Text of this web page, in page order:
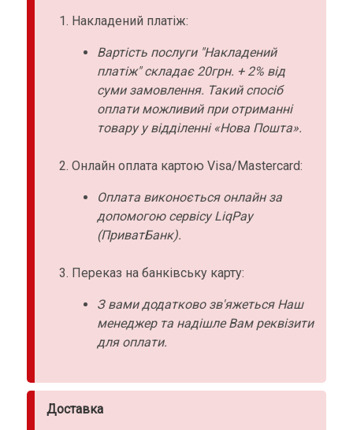
Накладений платіж:
Вартість послуги "Накладений
платіж" складає 20грн. + 2% від
суми замовлення. Такий спосіб
оплати можливий при отриманні
товару у відділенні «Нова Пошта».
Онлайн оплата картою Visa/Mastercard:
Оплата виконоється онлайн за
допомогою сервісу LiqPay
(ПриватБанк).
Переказ на банківську карту:
З вами додатково зв'яжеться Наш
менеджер та надішле Вам реквізити
для оплати.
Доставка